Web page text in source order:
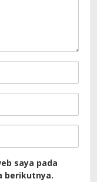
saya pada
berikutnya.